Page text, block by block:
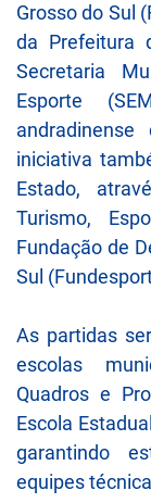
Grosso do Sul
da Prefeitura
Secretaria
Esporte
iniciativa
Estado,
Turismo,
Fundação de
Sul
As partidas
escolas
Quadros e
Escola
garantindo
equipes